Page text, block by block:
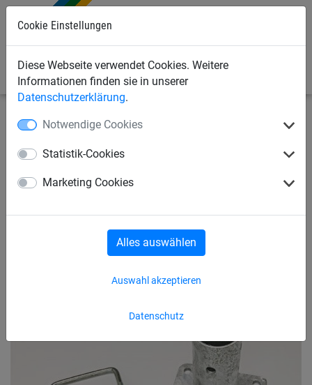
Cookie Einstellungen
Diese Webseite verwendet Cookies. Weitere
Informationen finden sie in unserer
Datenschutzerklärung.
Notwendige Cookies
Statistik-Cookies
Marketing Cookies
Datenschutz
Auswahl akzeptieren
Alles auswählen
Industrienetze Palettenregal-Sicherheitsnetze Zubehör
Abstandhalter 173 mm